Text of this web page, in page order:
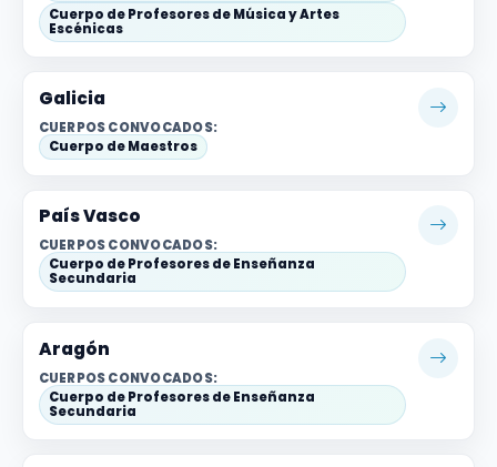
Cuerpo de Profesores de Música y Artes
Escénicas
Galicia
CUERPOS CONVOCADOS:
Cuerpo de Maestros
País Vasco
CUERPOS CONVOCADOS:
Cuerpo de Profesores de Enseñanza
Secundaria
Aragón
CUERPOS CONVOCADOS:
Cuerpo de Profesores de Enseñanza
Secundaria